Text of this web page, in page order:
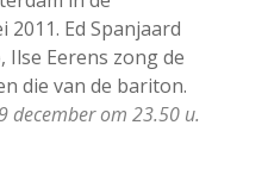
Ed Spanjaard
Eerens zong de
die van de bariton.
december om 23.50 u.